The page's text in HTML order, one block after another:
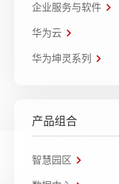
企业服务与软件
华为云
华为坤灵系列
产品组合
智慧园区